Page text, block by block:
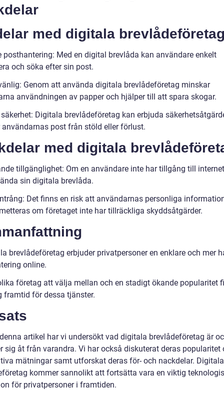
med digitala
posthantering: Med en digital brevlåda kan användare enkelt
och söka efter sin post.
Genom att använda digitala brevlådeföretag minskar
användningen av papper och hjälper till att spara skogar.
Digitala brevlådeföretag kan erbjuda
användarnas post från stöld eller förlust.
med digitala
tillgänglighet: Om en användare inte har tillgång till
sin digitala brevlåda.
Det finns en risk att användarnas personliga
om företaget inte har tillräckliga skyddsåtgärder.
brevlådeföretag erbjuder privatpersoner en enklare och mer
online.
företag att välja mellan och en stadigt ökande popularitet
framtid för dessa tjänster.
artikel har vi undersökt vad digitala brevlådeföretag är
sig åt från varandra. Vi har också diskuterat deras popularitet
mätningar samt utforskat deras för- och nackdelar. Digitala
kommer sannolikt att fortsätta vara en viktig
för privatpersoner i framtiden.